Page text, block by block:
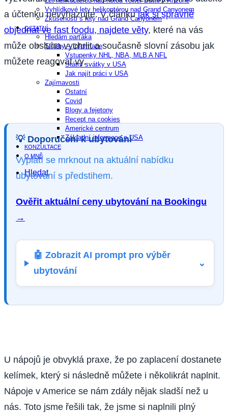
Vyhlídkové lety helikoptérou nad Grand Canyonem
Zkušenosti s lety nad Grand Canyonem
OSTATNÍ
Hledám parťáka
Služby – Informace
Vstupenky NHL, NBA, MLB A NFL
Státní svátky v USA
Jak najít práci v USA
Zajímavosti
Ostatní
Covid
Blogy a fejetony
Recept na cookies
Americké centrum
Základní informace o USA
KONZULTACE
O MNĚ
Hledat
a účtenku nevyhazujte. V článkujak si správně
objednat ve fast foodu, najdete věty, které na vás
může obsluha vychrlit a současně slovní zásobu jak
můžete reagovat vy.
💡 Doporučení k ubytování
Vyplatí se mrknout na aktuální nabídku
ubytování s předstihem.
Ověřit aktuální ceny ubytování na Bookingu
→
🤖 Zobrazit AI prompt pro výběr
ubytování
⌄
U nápojů je obvyklá praxe, že po zaplacení dostanete
kelímek, který si následně můžete i několikrát naplnit.
Nápoje v Americe se nám zdály nějak sladší než u
nás. Toto jsme řešili tak, že jsme si naplnili plný